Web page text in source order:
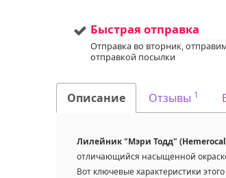
Быстрая отправка
Отправка во вторник,
отправкой посылки
Описание Отзывы 1
Лилейник "Мэри Тодд"
отличающийся насыщенной
Вот ключевые характеристики этого